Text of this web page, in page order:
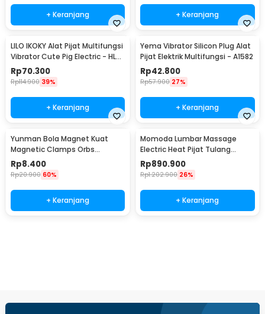
+ Keranjang + Keranjang
LILO IKOKY Alat Pijat Multifungsi
Vibrator Cute Pig Electric - HL-
1907
Rp70.300
Rp114.900 39%
+ Keranjang
Yema Vibrator Silicon Plug Alat
Pijat Elektrik Multifungsi - A1582
Rp42.800
Rp57.900 27%
+ Keranjang
Yunman Bola Magnet Kuat
Magnetic Clamps Orbs
Multifungsi 1cm 2 PCS - BD05
Rp8.400
Rp20.900 60%
+ Keranjang
Momoda Lumbar Massage
Electric Heat Pijat Tulang
Belakang - SX351
Rp890.900
Rp1.202.900 26%
+ Keranjang